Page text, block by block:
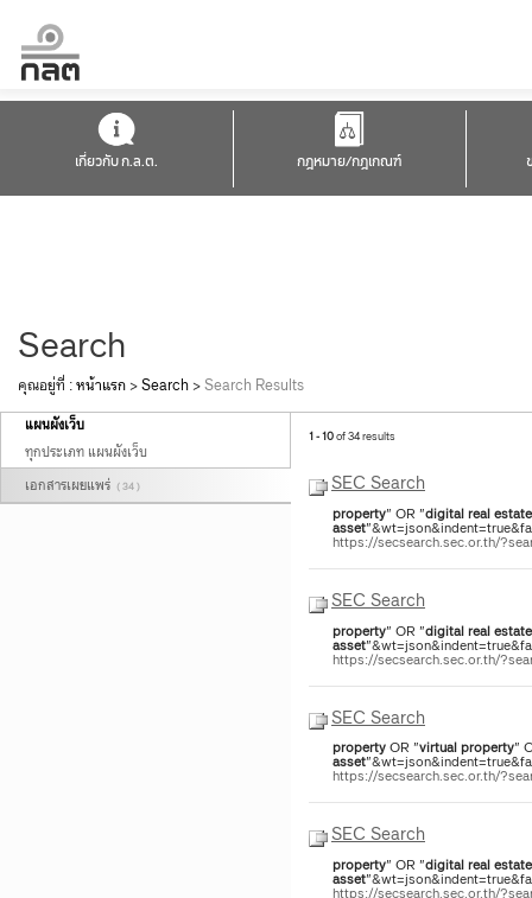
เกี่ยวกับ ก.ล.ต. กฎหมาย/กฎเกณฑ์
Search
คุณอยู่ที่ :หน้าแรก >Search >Search Results
แผนผังเว็บ
ทุกประเภท แผนผังเว็บ
เอกสารเผยแพร่ ( 34 )
1 - 10of 34 results
SEC Search
property" OR "digitalrealestate
asset
https://secsearch.sec.or.th/
SEC Search
property" OR "digitalrealestate
asset
https://secsearch.sec.or.th/
SEC Search
propertyOR "virtualproperty"
asset
https://secsearch.sec.or.th/
SEC Search
property" OR "digitalrealestate
asset
https://secsearch.sec.or.th/